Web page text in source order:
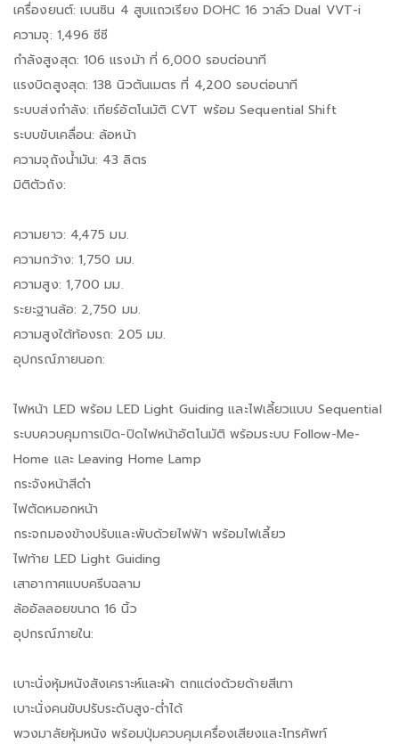
เครื่องยนต์: เบนซิน 4 สูบแถวเรียง DOHC 16 วาล์ว Dual VVT-i
ความจุ: 1,496 ซีซี
กำลังสูงสุด: 106 แรงม้า ที่ 6,000 รอบต่อนาที
แรงบิดสูงสุด: 138 นิวตันเมตร ที่ 4,200 รอบต่อนาที
ระบบส่งกำลัง: เกียร์อัตโนมัติ CVT พร้อม Sequential Shift
ระบบขับเคลื่อน: ล้อหน้า
ความจุถังน้ำมัน: 43 ลิตร
มิติตัวถัง:
ความยาว: 4,475 มม.
ความกว้าง: 1,750 มม.
ความสูง: 1,700 มม.
ระยะฐานล้อ: 2,750 มม.
ความสูงใต้ท้องรถ: 205 มม.
อุปกรณ์ภายนอก:
ไฟหน้า LED พร้อม LED Light Guiding และไฟเลี้ยวแบบ Sequential
ระบบควบคุมการเปิด-ปิดไฟหน้าอัตโนมัติ พร้อมระบบ Follow-Me-
Home และ Leaving Home Lamp
กระจังหน้าสีดำ
ไฟตัดหมอกหน้า
กระจกมองข้างปรับและพับด้วยไฟฟ้า พร้อมไฟเลี้ยว
ไฟท้าย LED Light Guiding
เสาอากาศแบบครีบฉลาม
ล้ออัลลอยขนาด 16 นิ้ว
อุปกรณ์ภายใน:
เบาะนั่งหุ้มหนังสังเคราะห์และผ้า ตกแต่งด้วยด้ายสีเทา
เบาะนั่งคนขับปรับระดับสูง-ต่ำได้
พวงมาลัยหุ้มหนัง พร้อมปุ่มควบคุมเครื่องเสียงและโทรศัพท์